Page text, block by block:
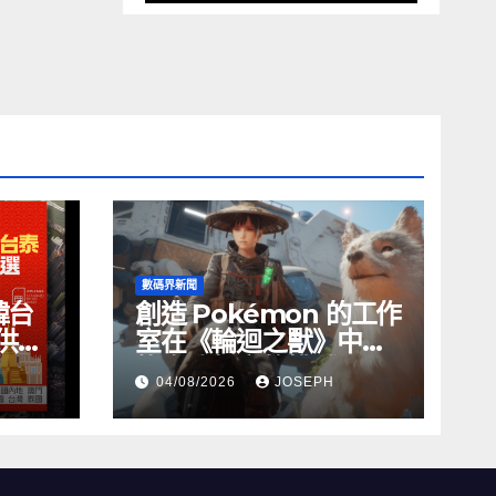
台
無
數碼界新聞
創造 Pokémon 的工作
室在《輪迴之獸》中尋
找自我聲音的挑戰
04/08/2026 JOSEPH